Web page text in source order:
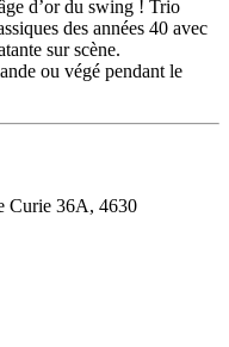
d’or du swing ! Trio
des années 40 avec
sur scène.
ou végé pendant le
Curie 36A, 4630